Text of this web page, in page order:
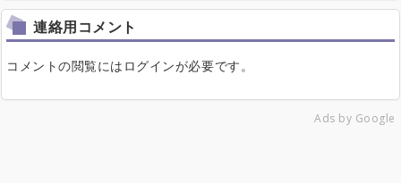
連絡用コメント
コメントの閲覧にはログインが必要です。
Ads by Google